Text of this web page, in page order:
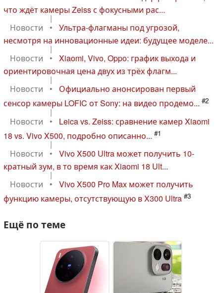
что ждёт камеры Zeiss с фокусными рас...
|
Новости
•
Ультра-флагманы под угрозой,
несмотря на инновационные идеи: будущее моделе...
|
Новости
•
Xiaomi, Vivo, Oppo: график выхода и
ориентировочная цена двух из трёх флагм...
|
Новости
•
Официально анонсирован первый
сенсор камеры LOFIC от Sony: на видео продемо... #2
|
Новости
•
Leica vs. Zeiss: сравнение камер Xiaomi
18 vs. Vivo X500, подробно описанно... #1
|
Новости
•
Vivo X500 Ultra может получить 10-
кратный зум, в то время как Xiaomi 18 Ult...
|
Новости
•
Vivo X500 Pro Max может получить
функцию камеры, отсутствующую в X300 Ultra #3
Ещё по теме